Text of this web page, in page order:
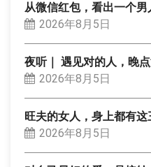
从微信红包，看出一个
2026年8月5日
夜听｜ 遇见对的人，晚
2026年8月5日
旺夫的女人，身上都有这
2026年8月5日